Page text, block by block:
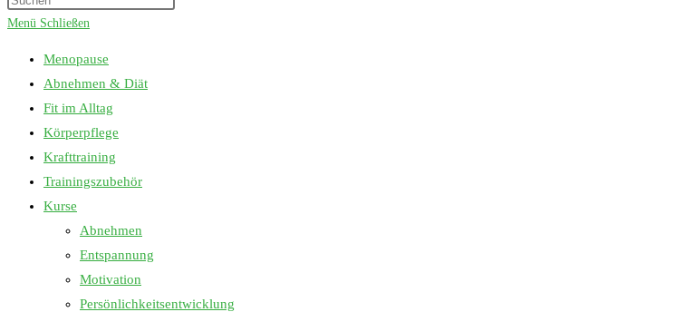
umschalten
Menü Schließen
Menopause
Abnehmen & Diät
Fit im Alltag
Körperpflege
Krafttraining
Trainingszubehör
Kurse
Abnehmen
Entspannung
Motivation
Persönlichkeitsentwicklung